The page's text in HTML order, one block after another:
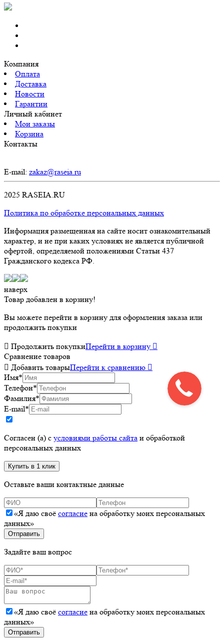
Компания
Оплата
Доставка
Новости
Гарантии
Личный кабинет
Мои заказы
Корзина
Контакты
E-mail: zakaz@raseia.ru
2025 RASEIA.RU
Политика по обработке персональных данных
Информация размещенная на сайте носит ознакомительный
характер, и не при каких условиях не является публичной
офертой, определяемой положениями Статьи 437
Гражданского кодекса РФ.
наверх
Товар добавлен в корзину!
Вы можете перейти в корзину для оформления заказа или
продолжить покупки
 Продолжить покупкиПерейти в корзину 
Сравнение товаров
 Добавить товарыПерейти к сравнению 
Имя*
Телефон*
Фамилия*
E-mail*
Согласен (а) с условиями работы сайта и обработкой
персональных данных
Оставьте ваши контактные данные
«Я даю своё согласие на обработку моих персональных
данных»
Задайте ваш вопрос
«Я даю своё согласие на обработку моих персональных
данных»